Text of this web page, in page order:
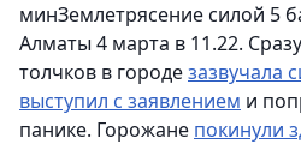
минЗемлетрясение силой 5
Алматы 4 марта в 11.22.
толчков в городезазвучала
выступил с заявлением и
панике. Горожане покинули